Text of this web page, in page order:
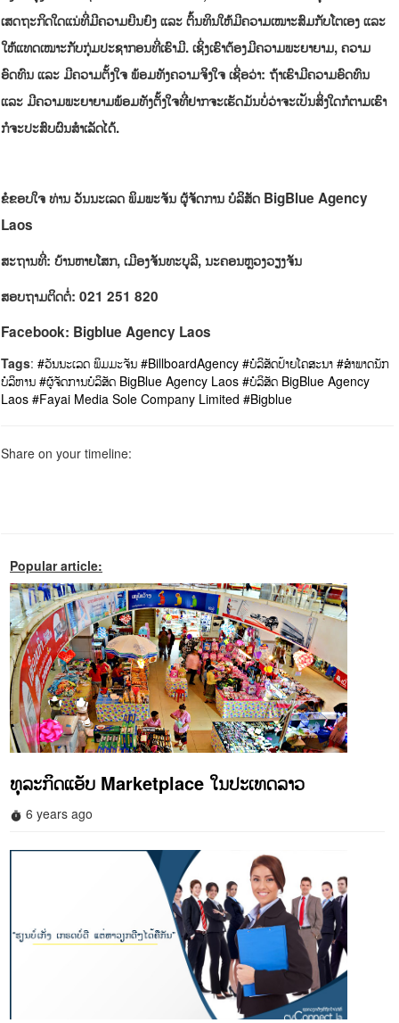
ເສດຖະກິດໃດແນ່ທີ່ມີຄວາມຍືນຍົງ ແລະ ຕົ້ນທຶນໃຫ້ມີຄວາມເໝາະສົມກັບໂຕເອງ ແລະ
ໃຫ້ແທດເໝາະກັບກຸ່ມປະຊາກອນທີ່ເຮົາມີ. ເຊິ່ງເຮົາຕ້ອງມີຄວາມພະຍາຍາມ, ຄວາມ
ອົດທົນ ແລະ ມີຄວາມຕັ້ງໃຈ ພ້ອມທັງຄວາມຈິງໃຈ ເຊື່ອວ່າ: ຖ້າເຮົາມີຄວາມອົດທົນ
ແລະ ມີຄວາມພະຍາຍາມພ້ອມທັງຕັ້ງໃຈທີ່ຢາກຈະເຮັດມັນບໍ່ວ່າຈະເປັນສິ່ງໃດກໍຕາມເຮົາ
ກໍຈະປະສົບຜົນສໍາເລັດໄດ້.
ຂໍຂອບໃຈ ທ່ານ ວັນນະເລດ ພິມພະຈັນ ຜູ້ຈັດການ ບໍລິສັດ BigBlue Agency
Laos
ສະຖານທີ່:​ ບ້ານຫາຍໂສກ, ເມືອງຈັນທະບູລີ, ນະຄອນຫຼວງວຽງຈັນ
ສອບຖາມຕິດຕໍ່: 021 251 820
Facebook: Bigblue Agency Laos
Tags: #ວັນນະເລດ ພິມມະຈັນ #BillboardAgency #ບໍລິສັດປ້າຍໂຄສະນາ #ສຳພາດນັກ
ບໍລິຫານ #ຜູ້ຈັດການບໍລິສັດ BigBlue Agency Laos #ບໍລິສັດ BigBlue Agency
Laos #Fayai Media Sole Company Limited #Bigblue
Share on your timeline:
Popular article:
ທຸລະກິດແອັບ Marketplace ໃນປະເທດລາວ
timer 6 years ago